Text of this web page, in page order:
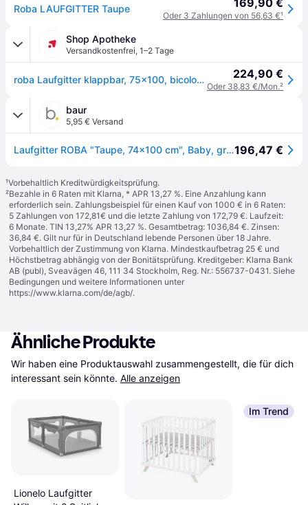
Roba LAUFGITTER Taupe 169,90 €
Oder 3 Zahlungen von 56,63 €¹
Shop Apotheke
Versandkostenfrei, 1–2 Tage
roba Laufgitter klappbar, 75x100, bicolor 1 St 224,90 €
Oder 38,83 €/Mon.²
baur
5,95 € Versand
Laufgitter ROBA "Taupe, 74x100 cm", Baby, grau (taupe), Laufställe Laufgitter, mit Folienboden196,47 €
¹Vorbehaltlich Kreditwürdigkeitsprüfung.
²Bezahle in 6 Raten mit Klarna, * APR 13,27 %. Eine Anzahlung kann
erforderlich sein. Zahlungsbeispiel für einen Kauf von 1000 € in 6 Raten:
5 Zahlungen von 172,81€ und die letzte Zahlung von 172,79 €. Laufzeit:
6 Monate. TIN 13,27% APR 13,27 %. Gesamtbetrag: 1036,84 €. Zinsen:
36,84 €. Gilt nur für in Deutschland lebende Personen über 18 Jahre.
Vorbehaltlich der Zustimmung von Klarna. Mindestkaufbetrag 25 € und
Höchstbetrag abhängig von der Bonitätsprüfung. Kreditgeber: Klarna Bank
AB (publ), Sveavägen 46, 111 34 Stockholm, Reg. Nr.: 556737-0431. Siehe
Bedingungen und weitere Informationen unter
https://www.klarna.com/de/agb/.
Ähnliche Produkte
Wir haben eine Produktauswahl zusammengestellt, die für dich
interessant sein könnte. Alle anzeigen
Lionelo Laufgitter
Im Trend